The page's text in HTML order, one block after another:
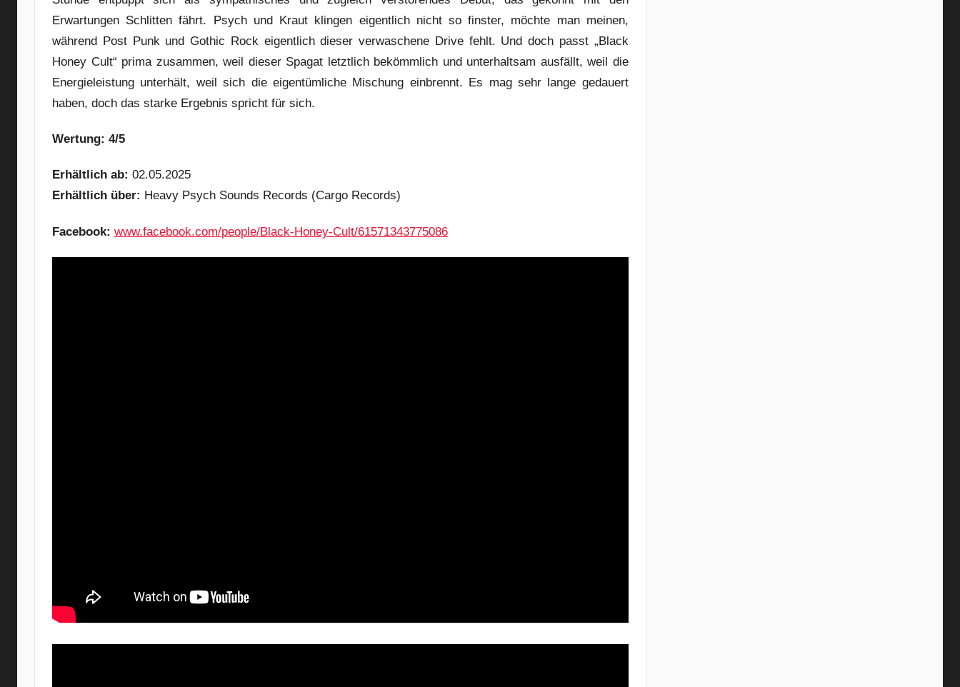
Erwartungen Schlitten fährt. Psych und Kraut klingen eigentlich nicht so finster, möchte man meinen,
während Post Punk und Gothic Rock eigentlich dieser verwaschene Drive fehlt. Und doch passt „Black
Honey Cult“ prima zusammen, weil dieser Spagat letztlich bekömmlich und unterhaltsam ausfällt, weil die
Energieleistung unterhält, weil sich die eigentümliche Mischung einbrennt. Es mag sehr lange gedauert
haben, doch das starke Ergebnis spricht für sich.
Wertung: 4/5
Erhältlich ab: 02.05.2025
Erhältlich über: Heavy Psych Sounds Records (Cargo Records)
Facebook: www.facebook.com/people/Black-Honey-Cult/61571343775086